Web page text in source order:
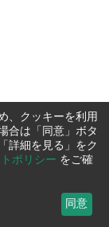
、クッキーを利用
合は「同意」ボタ
詳細を見る」をク
ポリシー をご確
同意